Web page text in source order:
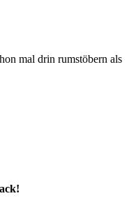
mal drin rumstöbern als